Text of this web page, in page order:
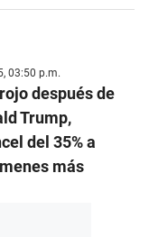
03:50 p.m.
después de
Trump,
del 35% a
más